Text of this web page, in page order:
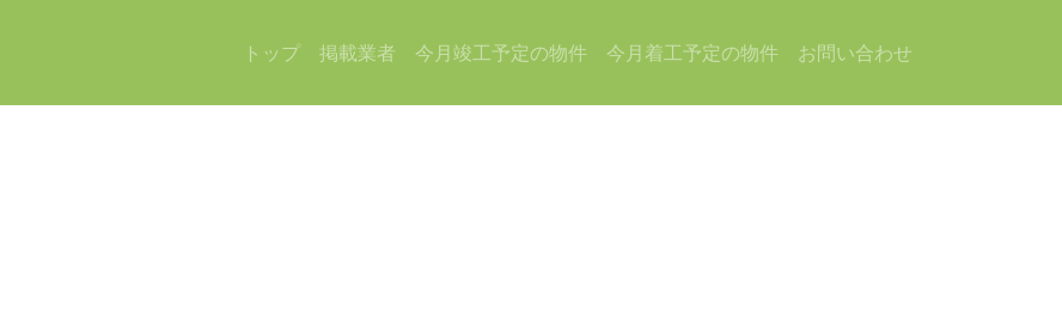
トップ 掲載業者 今月竣工予定の物件 今月着工予定の物件 お問い合わせ